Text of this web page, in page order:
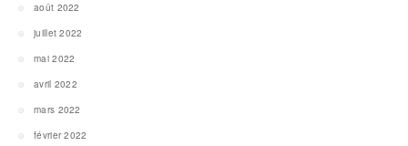
août 2022
juillet 2022
mai 2022
avril 2022
mars 2022
février 2022